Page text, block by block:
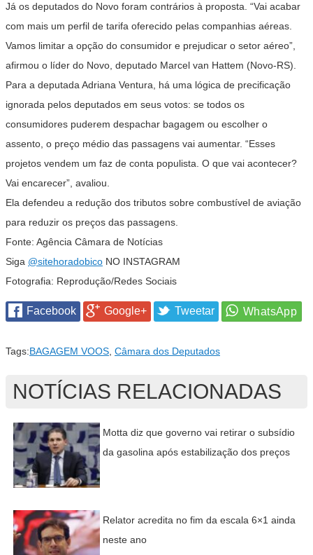
Já os deputados do Novo foram contrários à proposta. “Vai acabar
com mais um perfil de tarifa oferecido pelas companhias aéreas.
Vamos limitar a opção do consumidor e prejudicar o setor aéreo”,
afirmou o líder do Novo, deputado Marcel van Hattem (Novo-RS).
Para a deputada Adriana Ventura, há uma lógica de precificação
ignorada pelos deputados em seus votos: se todos os
consumidores puderem despachar bagagem ou escolher o
assento, o preço médio das passagens vai aumentar. “Esses
projetos vendem um faz de conta populista. O que vai acontecer?
Vai encarecer”, avaliou.
Ela defendeu a redução dos tributos sobre combustível de aviação
para reduzir os preços das passagens.
Fonte: Agência Câmara de Notícias
Siga @sitehoradobico NO INSTAGRAM
Fotografia: Reprodução/Redes Sociais
Facebook Google+ Tweetar
Tags:BAGAGEM VOOS, Câmara dos Deputados
NOTÍCIAS RELACIONADAS
Motta diz que governo vai retirar o subsídio
da gasolina após estabilização dos preços
Relator acredita no fim da escala 6×1 ainda
neste ano